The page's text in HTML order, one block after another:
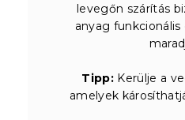
levegőn szárítás
anyag
Tipp: Kerülje a
amelyek